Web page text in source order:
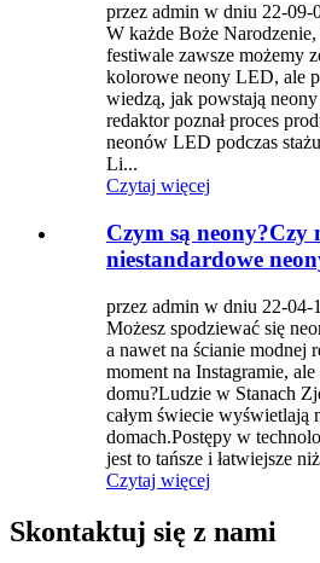
przez admin w dniu 22-09-
W każde Boże
festiwale zawsze możemy
kolorowe neony LED, ale
wiedzą, jak powstają
redaktor poznał proces
neonów LED podczas
Li...
Czytaj więcej
Czym są neony?Czy
niestandardowe
przez admin w dniu 22-04-
Możesz spodziewać się
a nawet na ścianie modnej
moment na Instagramie,
domu?Ludzie w Stanach
całym świecie wyświetlają
domach.Postępy w
jest to tańsze i łatwiejsze
Czytaj więcej
Skontaktuj się z nami